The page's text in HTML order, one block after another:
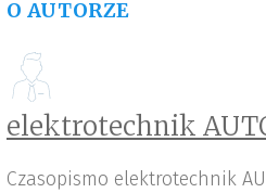
O AUTORZE
elektrotechnik
Czasopismo elektrotechnik